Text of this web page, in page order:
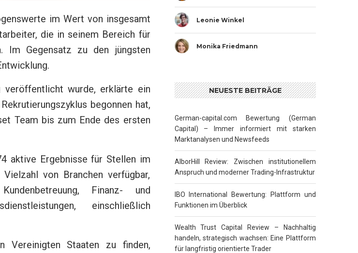
im Wert von insgesamt
die in seinem Bereich für
Im Gegensatz zu den jüngsten
wurde, erklärte ein
begonnen hat,
Team bis zum Ende des ersten
aktive Ergebnisse für Stellen im
von Branchen verfügbar,
Finanz- und
einschließlich
Staaten zu finden,
Leonie Winkel
Monika Friedmann
NEUESTE BEITRÄGE
German-capital.com Bewertung (German
Capital) – Immer informiert mit starken
Marktanalysen und Newsfeeds
AlborHill Review: Zwischen institutionellem
Anspruch und moderner Trading-Infrastruktur
IBO International Bewertung: Plattform und
Funktionen im Überblick
Wealth Trust Capital Review – Nachhaltig
handeln, strategisch wachsen: Eine Plattform
für langfristig orientierte Trader